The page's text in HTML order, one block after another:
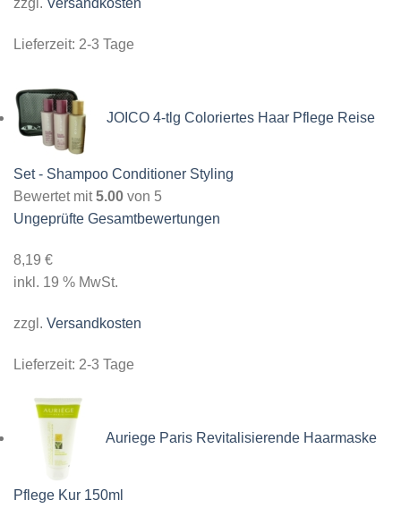
Lieferzeit: 2-3 Tage
JOICO 4-tlg Coloriertes Haar Pflege Reise
Set - Shampoo Conditioner Styling
Bewertet mit5.00 von 5
Ungeprüfte Gesamtbewertungen
8,19 €
inkl. 19 % MwSt.
zzgl. Versandkosten
Lieferzeit: 2-3 Tage
Auriege Paris Revitalisierende Haarmaske
Pflege Kur 150ml